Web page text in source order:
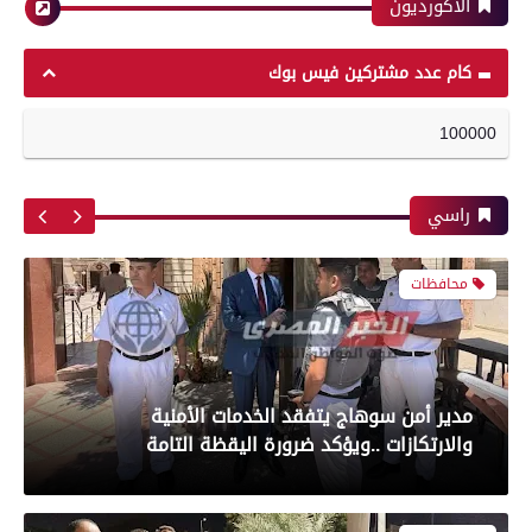
رياضة
فى الدورى
معرض صور
بعدسة الخبر المصري| شاهد أبرز لقطات مباراة
الأهلي وبيراميدز فى الدورى
كام عدد مشتركين فيس بوك
100000
راسي
محافظات
مدير أمن سوهاج يتفقد الخدمات الأمنية
والارتكازات ..ويؤكد ضرورة اليقظة التامة
محافظات
تموين الفيوم ضبط سيارة نقل محملة بـ 1750 كيلو
جبنة مجهولة المصدر وغير صالحة للاستهلاك
الآدمي